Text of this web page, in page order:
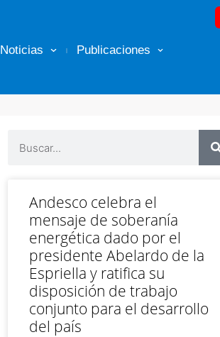
Noticias Publicaciones
Andesco celebra el
mensaje de soberanía
energética dado por el
presidente Abelardo de la
Espriella y ratifica su
disposición de trabajo
conjunto para el desarrollo
del país